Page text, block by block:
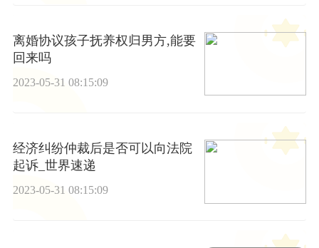
离婚协议孩子抚养权归男方,能要
回来吗
2023-05-31 08:15:09
经济纠纷仲裁后是否可以向法院
起诉_世界速递
2023-05-31 08:15:09